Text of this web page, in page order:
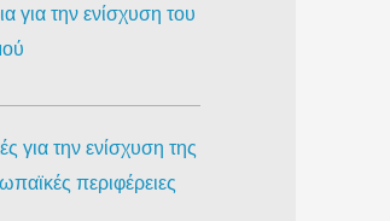
την ενίσχυση του
για την ενίσχυση της
περιφέρειες